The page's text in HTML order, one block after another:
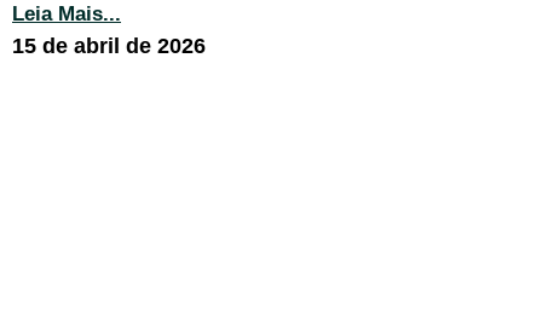
Leia Mais...
15 de abril de 2026